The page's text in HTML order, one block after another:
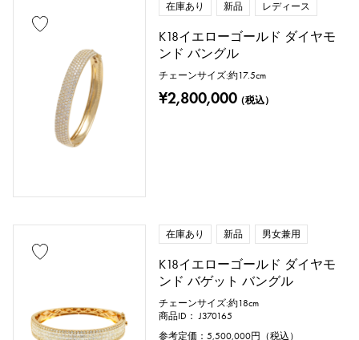
在庫あり 新品 レディース
K18イエローゴールド ダイヤモ
ンド バングル
チェーンサイズ:約17.5cm
¥2,800,000（税込）
在庫あり 新品 男女兼用
K18イエローゴールド ダイヤモ
ンド バゲット バングル
チェーンサイズ:約18cm
商品ID： J370165
参考定価：5,500,000円（税込）